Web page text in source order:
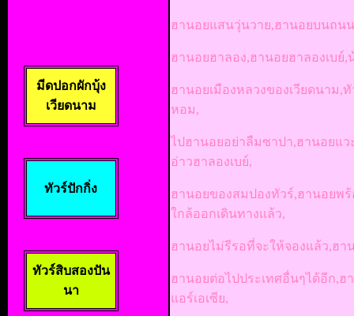
มีดปอกผักบุ้ง
เวียดนาม
ทัวร์ปักกิ่ง
ทัวร์สิบสองปัน
นา
ฮานอยแสนวุ่นวาย,ฮานอยบนถน
ฮานอยฮาลอง,ฮานอยฮาลองเบ
ฮานอยเมืองหลวงของเวียดนาม
หอม,
ไปฮานอยอย่าลืมซาปา,ฮานอยแ
อ่าวฮาลองเบย์,
ฮานอยของสมปองทัวร์,ฮานอยพ
ใกล้ออกเดินทางแล้ว,
ฮานอยไม่รีรอที่จะให้จองแล้ว,ฮ
ฮานอยต่อไปประเทศอื่นๆได้อีก,
แอร์เอเซีย,